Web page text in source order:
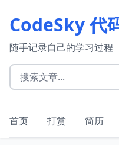
CodeSky 代
随手记录自己的学习过程
首页 打赏 简历